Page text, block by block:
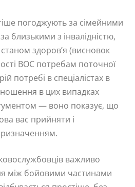
погоджують за сімейними
близькими з інвалідністю,
станом здоров’я (висновок
ВОС потребам поточної
потребі в спеціалістах в
в цих випадках
— воно показує, що
вас прийняти і
важливо
між бойовими частинами